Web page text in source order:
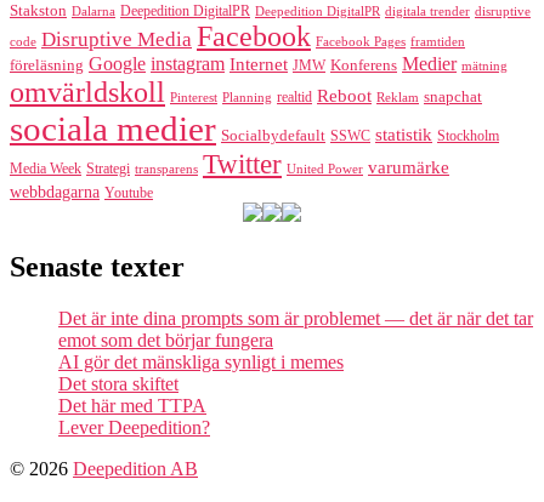
Stakston Dalarna Deepedition DigitalPR Deepedition DigitalPR digitala trender disruptive
code Disruptive Media Facebook Facebook Pages framtiden
föreläsning Google instagram Internet JMW Konferens Medier mätning
omvärldskoll Pinterest Planning realtid Reboot Reklam snapchat
sociala medier Socialbydefault SSWC statistik Stockholm
Media Week Strategi transparens Twitter United Power varumärke
webbdagarna Youtube
Senaste texter
Det är inte dina prompts som är problemet — det är när det tar
emot som det börjar fungera
AI gör det mänskliga synligt i memes
Det stora skiftet
Det här med TTPA
Lever Deepedition?
© 2026 Deepedition AB